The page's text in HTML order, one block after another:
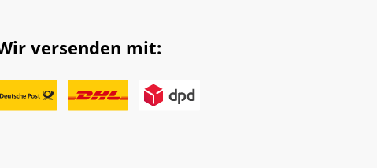
versenden mit: